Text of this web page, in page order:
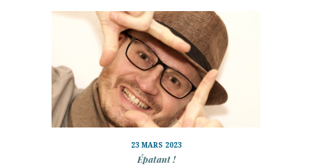
23 MARS 2023
Épatant !